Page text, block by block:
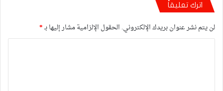
اترك تعليقاً
لن يتم نشر عنوان بريدك الإلكتروني. الحقول الإلزامية مشار إليها بـ*